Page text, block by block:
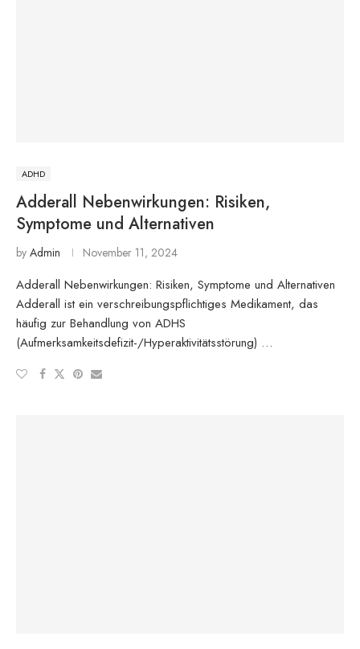
ADHD
Adderall Nebenwirkungen: Risiken,
Symptome und Alternativen
by Admin November 11, 2024
Adderall Nebenwirkungen: Risiken, Symptome und Alternativen
Adderall ist ein verschreibungspflichtiges Medikament, das
häufig zur Behandlung von ADHS
(Aufmerksamkeitsdefizit-/Hyperaktivitätsstörung) …